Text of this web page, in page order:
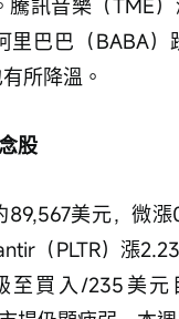
騰訊音樂（TME
里巴巴（BABA
所降溫。
股
89,567美元，微
（PLTR）漲
至買入/235美元